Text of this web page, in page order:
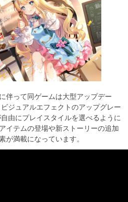
伴って同ゲームは大型アップデー
ジュアルエフェクトのアップグレー
由にプレイスタイルを選べるように
イテムの登場や新ストーリーの追加
が満載になっています。